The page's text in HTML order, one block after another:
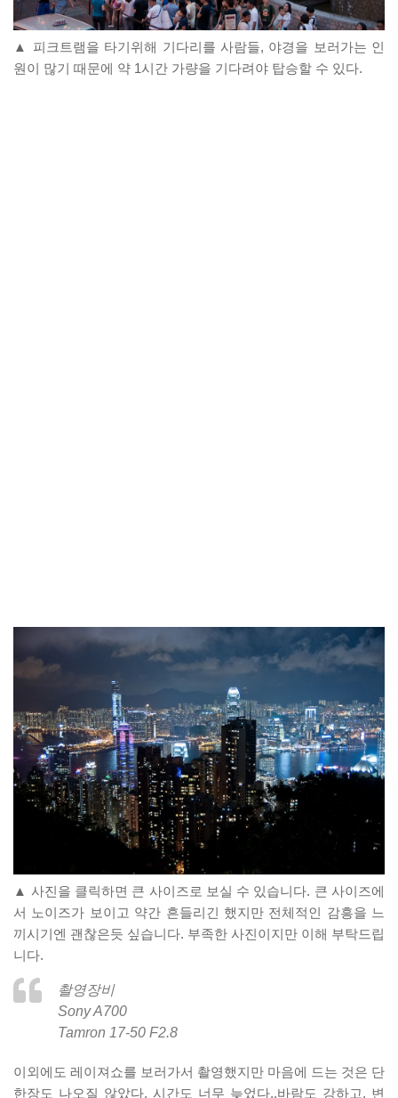
▲ 피크트램을 타기위해 기다리를 사람들, 야경을 보러가는 인
원이 많기 때문에 약 1시간 가량을 기다려야 탑승할 수 있다.
▲ 사진을 클릭하면 큰 사이즈로 보실 수 있습니다. 큰 사이즈에
서 노이즈가 보이고 약간 흔들리긴 했지만 전체적인 감흥을 느
끼시기엔 괜찮은듯 싶습니다. 부족한 사진이지만 이해 부탁드립
니다.
촬영장비
Sony A700
Tamron 17-50 F2.8
이외에도 레이져쇼를 보러가서 촬영했지만 마음에 드는 것은 단
한장도 나오질 않았다. 시간도 너무 늦었다..바람도 강하고, 변